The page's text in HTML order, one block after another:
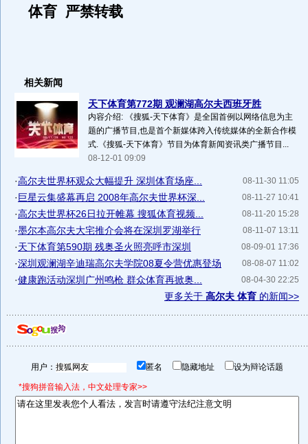
体育 严禁转载
相关新闻
天下体育第772期 观澜湖高尔夫西班牙胜
内容介绍: 《搜狐-天下体育》是全国首例以网络信息为主
题的广播节目,也是首个新媒体跨入传统媒体的全新合作模
式.《搜狐-天下体育》节目为体育新闻资讯类广播节目...
08-12-01 09:09
08-11-30 11:05
·高尔夫世界杯观众大幅提升 深圳体育场座...
08-11-27 10:41
·巨星云集盛幕再启 2008年高尔夫世界杯深...
08-11-20 15:28
·高尔夫世界杯26日拉开帷幕 搜狐体育视频...
08-11-07 13:11
·墨尔本高尔夫大宅推介会将在深圳罗湖举行
08-09-01 17:36
·天下体育第590期 残奥圣火照亮呼市深圳
08-08-07 11:02
·深圳观澜湖辛迪瑞高尔夫学院08夏令营优惠登场
08-04-30 22:25
·健康跑活动深圳广州鸣枪 群众体育再掀奥...
更多关于 高尔夫 体育 的新闻>>
用户： 匿名 隐藏地址 设为辩论话题
*搜狗拼音输入法，中文处理专家>>